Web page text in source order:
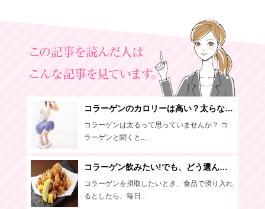
コラーゲンのカロリーは高い？太らないコラーゲンの上手な摂り方
コラーゲンは太るって思っていませんか？ コ
ラーゲンと聞くと...
コラーゲン飲みたい!でも、どう選んだらいいの？
コラーゲンを摂取したいとき、食品で摂り入れ
るとしたら、毎日...